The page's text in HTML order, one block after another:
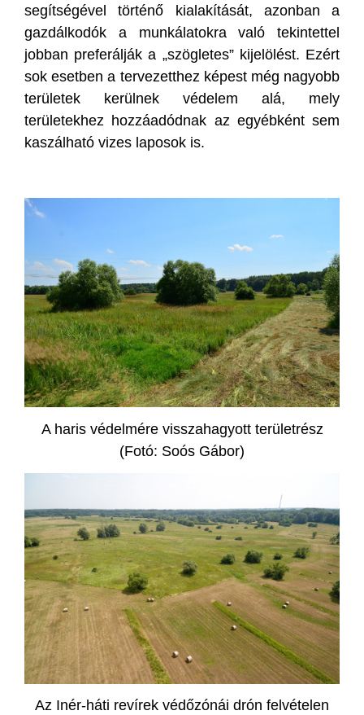
segítségével történő kialakítását, azonban a
gazdálkodók a munkálatokra való tekintettel
jobban preferálják a „szögletes” kijelölést. Ezért
sok esetben a tervezetthez képest még nagyobb
területek kerülnek védelem alá, mely
területekhez hozzáadódnak az egyébként sem
kaszálható vizes laposok is.
A haris védelmére visszahagyott területrész
(Fotó: Soós Gábor)
Az Inér-háti revírek védőzónái drón felvételen